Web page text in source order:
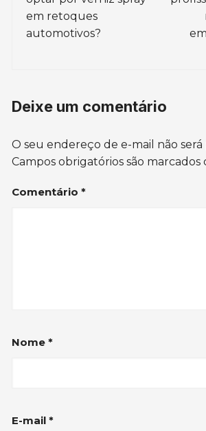
post
em retoques
automotivos?
Deixe um comentário
O seu endereço de e-mail não
Campos obrigatórios são
Comentário*
Nome*
E-mail*